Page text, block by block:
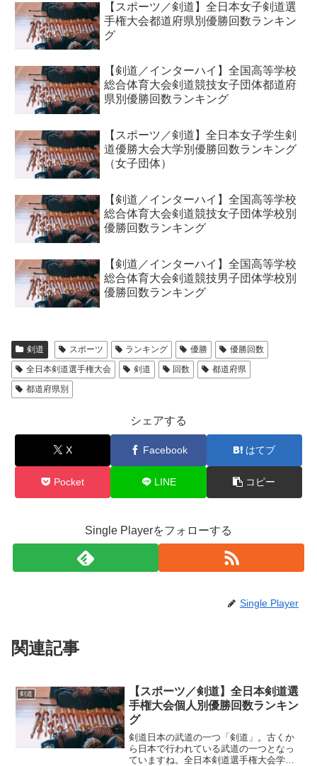
【スポーツ／剣道】全日本女子剣道選
手権大会都道府県別優勝回数ランキン
グ
【剣道／インターハイ】全国高等学校
総合体育大会剣道競技女子団体都道府
県別優勝回数ランキング
【スポーツ／剣道】全日本女子学生剣
道優勝大会大学別優勝回数ランキング
（女子団体）
【剣道／インターハイ】全国高等学校
総合体育大会剣道競技女子団体学校別
優勝回数ランキング
【剣道／インターハイ】全国高等学校
総合体育大会剣道競技男子団体学校別
優勝回数ランキング
剣道 スポーツ ランキング 優勝
優勝回数
全日本剣道選手権大会
剣道 回数
都道府県
都道府県別
シェアする
X Facebook はてブ
Pocket LINE コピー
Single Playerをフォローする
Single Player
関連記事
剣道
【スポーツ／剣道】全日本剣道選
手権大会個人別優勝回数ランキン
グ
剣道日本の武道の一つ「剣道」。古くか
ら日本で行われている武道の一つとなっ
ていますね。全日本剣道選手権大会学校